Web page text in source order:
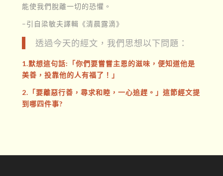
能使我們脫離一切的恐懼。
–引自梁敏夫譯輯《清晨露滴》
透過今天的經文，我們思想以下問題：
1.默想這句話:「你們要嘗嘗主恩的滋味，便知道他是
美善，投靠他的人有福了！」
2.「要離惡行善，尋求和睦，一心追趕。」這節經文提
到哪四件事?